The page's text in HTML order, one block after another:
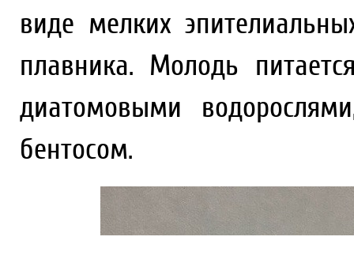
виде мелких
плавника. Молодь
диатомовыми
бентосом.